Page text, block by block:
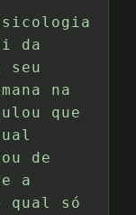
da
seu
na
que
de
a
qual só